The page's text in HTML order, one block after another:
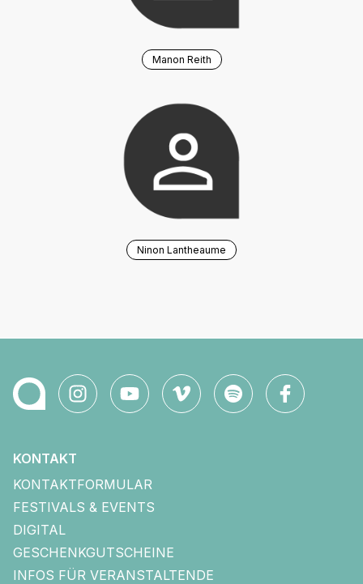
Manon Reith
Ninon Lantheaume
KONTAKT
KONTAKTFORMULAR
FESTIVALS & EVENTS
DIGITAL
GESCHENKGUTSCHEINE
INFOS FÜR VERANSTALTENDE